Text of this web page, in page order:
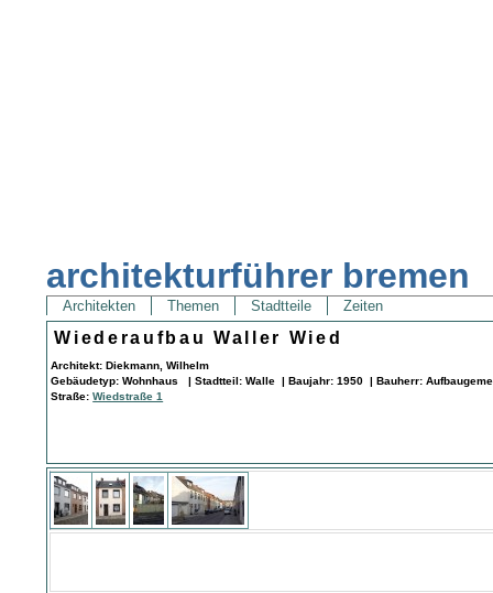
architekturführer bremen
Architekten Themen Stadtteile Zeiten
Wiederaufbau Waller Wied
Architekt: Diekmann, Wilhelm
Gebäudetyp: Wohnhaus | Stadtteil: Walle | Baujahr: 1950 | Bauherr:
Straße:Wiedstraße 1